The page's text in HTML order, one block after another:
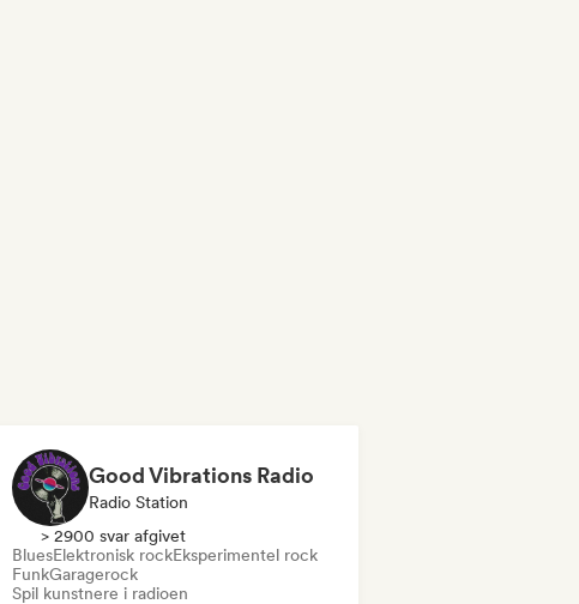
Good Vibrations Radio
Radio Station
> 2900 svar afgivet
BluesElektronisk rockEksperimentel rock
FunkGaragerock
Spil kunstnere i radioen